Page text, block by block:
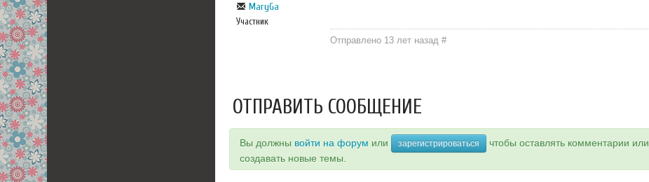
MaryGa
Участник
Отправлено 13 лет назад#
ОТПРАВИТЬ СООБЩЕНИЕ
Вы должны войти на форум или зарегистрироваться
чтобы оставлять комментарии или
создавать новые темы.